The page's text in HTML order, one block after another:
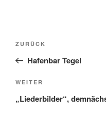
Beitragsnavigation
Vorheriger
Beitrag
ZURÜCK
Hafenbar Tegel
Nächster
Beitrag
WEITER
„Liederbilder“,